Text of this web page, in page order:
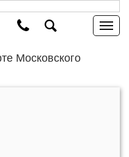
Московского